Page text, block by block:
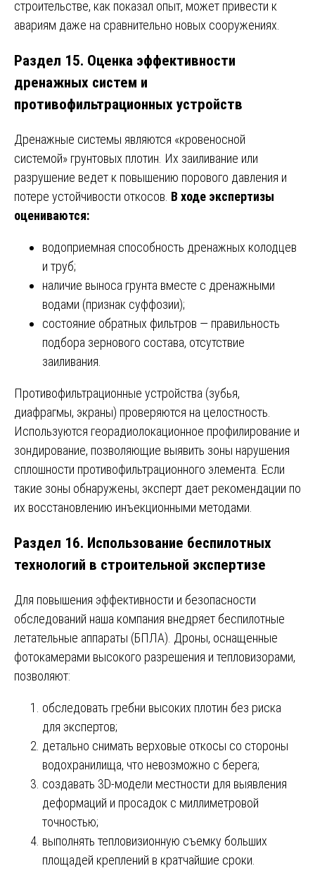
строительстве, как показал опыт, может привести к
авариям даже на сравнительно новых сооружениях.
Раздел 15. Оценка эффективности
дренажных систем и
противофильтрационных устройств
Дренажные системы являются «кровеносной
системой» грунтовых плотин. Их заиливание или
разрушение ведет к повышению порового давления и
потере устойчивости откосов. В ходе экспертизы
оцениваются:
водоприемная способность дренажных колодцев
и труб;
наличие выноса грунта вместе с дренажными
водами (признак суффозии);
состояние обратных фильтров — правильность
подбора зернового состава, отсутствие
заиливания.
Противофильтрационные устройства (зубья,
диафрагмы, экраны) проверяются на целостность.
Используются георадиолокационное профилирование и
зондирование, позволяющие выявить зоны нарушения
сплошности противофильтрационного элемента. Если
такие зоны обнаружены, эксперт дает рекомендации по
их восстановлению инъекционными методами.
Раздел 16. Использование беспилотных
технологий в строительной экспертизе
Для повышения эффективности и безопасности
обследований наша компания внедряет беспилотные
летательные аппараты (БПЛА). Дроны, оснащенные
фотокамерами высокого разрешения и тепловизорами,
позволяют:
обследовать гребни высоких плотин без риска
для экспертов;
детально снимать верховые откосы со стороны
водохранилища, что невозможно с берега;
создавать 3D-модели местности для выявления
деформаций и просадок с миллиметровой
точностью;
выполнять тепловизионную съемку больших
площадей креплений в кратчайшие сроки.